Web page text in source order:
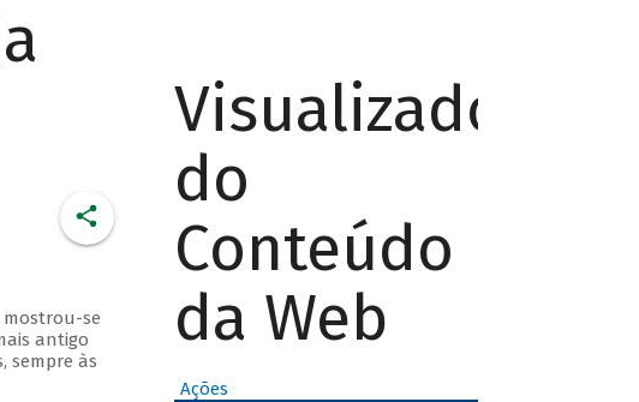
mostrou-se
antigo
sempre às
Visualizador
do
Conteúdo
da Web
Ações